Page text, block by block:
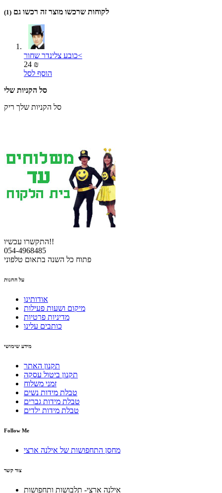
לקוחות שרכשו מוצר זה רכשו גם (1)
כובע צלינדר שחור<
24 ₪
הוסף לסל
סל הקניות שלי
סל הקניות שלך ריק
התקשרו עכשיו!!
054-4968485
פתוח כל השנה בתאום טלפוני
על החנות
אודותינו
מיקום ושעות פעילות
מדיניות פרטיות
כותבים עלינו
מידע שימושי
תקנון האתר
תקנון ביטול עסקה
זמני משלוח
טבלת מידות נשים
טבלת מידות גברים
טבלת מידות ילדים
Follow Me
מחסן התחפושות של אילנה ארצי
צור קשר
אילנה ארצי- תלבושות ותחפושות